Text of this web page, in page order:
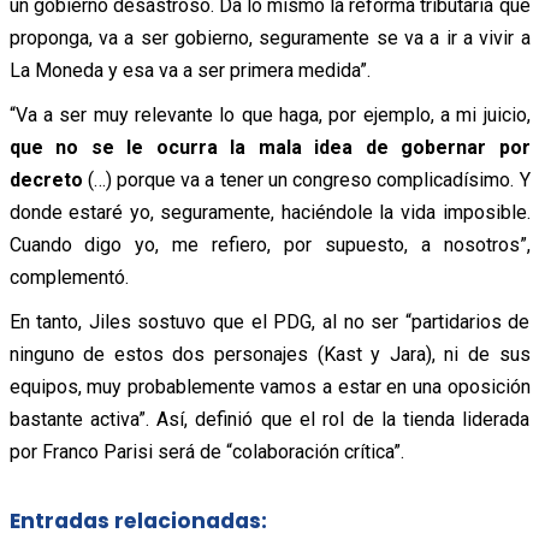
un gobierno desastroso. Da lo mismo la reforma tributaria que
proponga, va a ser gobierno, seguramente se va a ir a vivir a
La Moneda y esa va a ser primera medida”.
“Va a ser muy relevante lo que haga, por ejemplo, a mi juicio,
que no se le ocurra la mala idea de gobernar por
decreto (…) porque va a tener un congreso complicadísimo. Y
donde estaré yo, seguramente, haciéndole la vida imposible.
Cuando digo yo, me refiero, por supuesto, a nosotros”,
complementó.
En tanto, Jiles sostuvo que el PDG, al no ser “partidarios de
ninguno de estos dos personajes (Kast y Jara), ni de sus
equipos, muy probablemente vamos a estar en una oposición
bastante activa”. Así, definió que el rol de la tienda liderada
por Franco Parisi será de “colaboración crítica”.
Entradas relacionadas: